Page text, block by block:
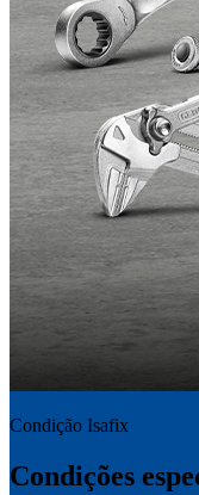
Condição Isafix
Condições